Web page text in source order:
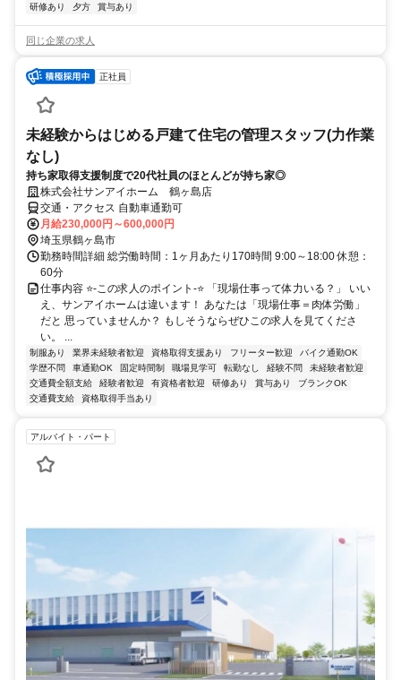
研修あり
夕方 賞与あり
同じ企業の求人
正社員
未経験からはじめる戸建て住宅の管理スタッフ(力作業
なし)
持ち家取得支援制度で20代社員のほとんどが持ち家◎
株式会社サンアイホーム 鶴ヶ島店
交通・アクセス 自動車通勤可
月給230,000円～600,000円
埼玉県鶴ヶ島市
勤務時間詳細 総労働時間：1ヶ月あたり170時間 9:00～18:00 休憩：
60分
仕事内容 ⭐-この求人のポイント-⭐ 「現場仕事って体力いる？」 いい
え、サンアイホームは違います！ あなたは「現場仕事＝肉体労働」
だと 思っていませんか？ もしそうならぜひこの求人を見てくださ
い。 ...
制服あり 業界未経験者歓迎 資格取得支援あり フリーター歓迎
バイク通勤OK
学歴不問
車通勤OK 固定時間制 職場見学可 転勤なし 経験不問
未経験者歓迎
交通費全額支給
経験者歓迎 有資格者歓迎 研修あり 賞与あり
ブランクOK
交通費支給
資格取得手当あり
アルバイト・パート